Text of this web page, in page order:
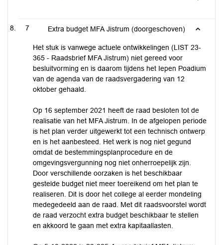
7 Extra budget MFA Jistrum (doorgeschoven)
Het stuk is vanwege actuele ontwikkelingen (LIST 23-
365 - Raadsbrief MFA Jistrum) niet gereed voor
besluitvorming en is daarom tijdens het Iepen Poadium
van de agenda van de raadsvergadering van 12
oktober gehaald.
Op 16 september 2021 heeft de raad besloten tot de
realisatie van het MFA Jistrum. In de afgelopen periode
is het plan verder uitgewerkt tot een technisch ontwerp
en is het aanbesteed. Het werk is nog niet gegund
omdat de bestemmingsplanprocedure en de
omgevingsvergunning nog niet onherroepelijk zijn.
Door verschillende oorzaken is het beschikbaar
gestelde budget niet meer toereikend om het plan te
realiseren. Dit is door het college al eerder mondeling
medegedeeld aan de raad. Met dit raadsvoorstel wordt
de raad verzocht extra budget beschikbaar te stellen
en akkoord te gaan met extra kapitaallasten.